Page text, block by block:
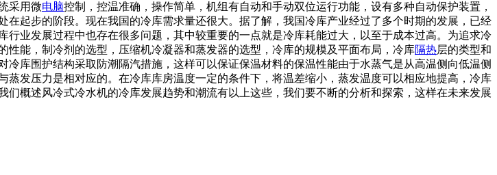
采用微电脑控制，控温准确，操作简单，机组有自动和手动双位运行功能，设有多种自动保护装置，
起步的阶段。现在我国的冷库需求量还很大。据了解，我国冷库产业经过了多个时期的发展，已经
业发展过程中也存在很多问题，其中较重要的一点就是冷库耗能过大，以至于成本过高。为追求冷
能，制冷剂的选型，压缩机冷凝器和蒸发器的选型，冷库的规模及平面布局，冷库隔热层的类型和
冷库围护结构采取防潮隔汽措施，这样可以保证保温材料的保温性能由于水蒸气是从高温侧向低温侧
发压力是相对应的。在冷库库房温度一定的条件下，将温差缩小，蒸发温度可以相应地提高，冷库
概述风冷式冷水机的冷库发展趋势和潮流有以上这些，我们要不断的分析和探索，这样在未来发展